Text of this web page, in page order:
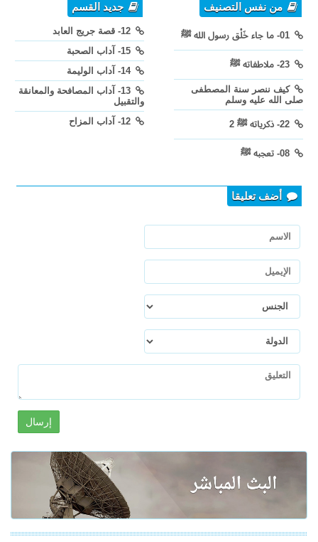
من نفس التصنيف
كيف ننصر سنة المصطفى
صلى الله عليه وسلم
جديد القسم
14- آداب الوليمة
13- آداب المصافحة والمعانقة
والتقبيل
أضف تعليقا
إرسال